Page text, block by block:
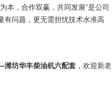
，合作双赢，共同发展”是公司
有问题，更无需担忧技术水准高
潍坊华丰柴油机六配套 ，欢迎新老